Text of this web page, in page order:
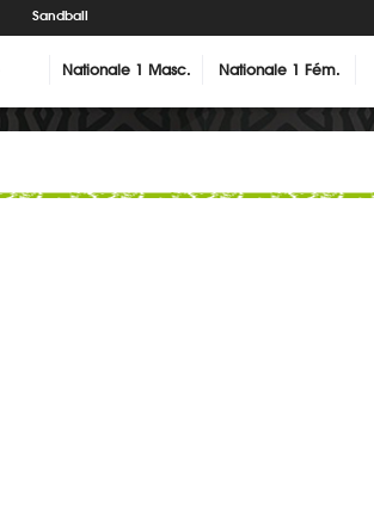
Sandball
Nationale 1 Masc. Nationale 1 Fém.